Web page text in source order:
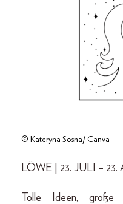
© Kateryna Sosna/ Canva
LÖWE | 23. JULI – 23.
Tolle Ideen,